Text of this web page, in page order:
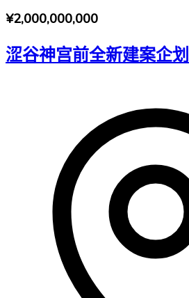
¥2,000,000,000
涩谷神宫前全新建案企划